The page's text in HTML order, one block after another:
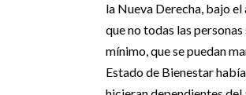
la Nueva Derecha, bajo
que no todas las
mínimo, que se puedan
Estado de Bienestar